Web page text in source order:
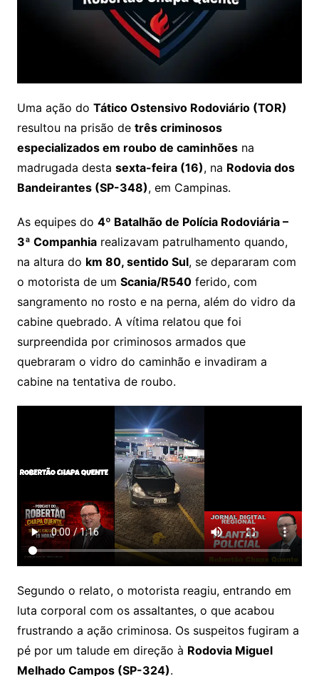
Uma ação do Tático Ostensivo Rodoviário (TOR)
resultou na prisão de três criminosos
especializados em roubo de caminhõesna
madrugada desta sexta-feira (16), na Rodovia dos
Bandeirantes (SP-348), em Campinas.
As equipes do 4º Batalhão de Polícia Rodoviária –
3ª Companhiarealizavam patrulhamento quando,
na altura do km 80, sentido Sul, se depararam com
o motorista de um Scania/R540ferido, com
sangramento no rosto e na perna, além do vidro da
cabine quebrado. A vítima relatou que foi
surpreendida por criminosos armados que
quebraram o vidro do caminhão e invadiram a
cabine na tentativa de roubo.
Segundo o relato, o motorista reagiu, entrando em
luta corporal com os assaltantes, o que acabou
frustrando a ação criminosa. Os suspeitos fugiram a
pé por um talude em direção à Rodovia Miguel
Melhado Campos (SP-324).